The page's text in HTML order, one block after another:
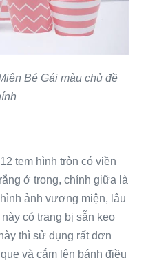
Bé Gái màu chủ đề
tem hình tròn có viền
ở trong, chính giữa là
ảnh vương miện, lâu
có trang bị sẵn keo
thì sử dụng rất đơn
và cắm lên bánh điều